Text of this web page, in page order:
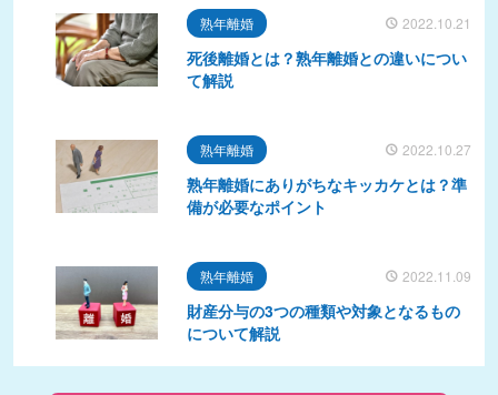
熟年離婚 2022.10.21
死後離婚とは？熟年離婚との違いについ
て解説
熟年離婚 2022.10.27
熟年離婚にありがちなキッカケとは？準
備が必要なポイント
熟年離婚 2022.11.09
財産分与の3つの種類や対象となるもの
について解説